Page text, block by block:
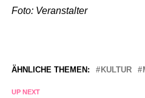
Foto: Veranstalter
ÄHNLICHE THEMEN: KULTUR
UP NEXT